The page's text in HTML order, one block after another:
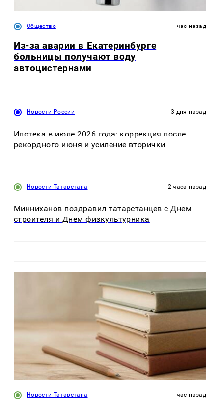
Общество час назад
Из-за аварии в Екатеринбурге
больницы получают воду
автоцистернами
Новости России 3 дня назад
Ипотека в июле 2026 года: коррекция после
рекордного июня и усиление вторички
Новости Татарстана 2 часа назад
Минниханов поздравил татарстанцев с Днем
строителя и Днем физкультурника
Новости Татарстана час назад